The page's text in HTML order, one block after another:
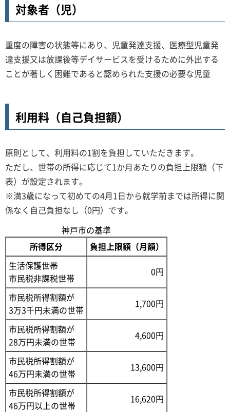
対象者（児）
重度の障害の状態等にあり、児童発達支援、医療型児童発
達支援又は放課後等デイサービスを受けるために外出する
ことが著しく困難であると認められた支援の必要な児童
利用料（自己負担額）
原則として、利用料の1割を負担していただきます。
ただし、世帯の所得に応じて1か月あたりの負担上限額（下
表）が設定されます。
※満3歳になって初めての4月1日から就学前までは所得に関
係なく自己負担なし（0円）です。
神戸市の基準
所得区分
負担上限額（月額）
生活保護世帯
市民税非課税世帯
0円
市民税所得割額が
3万3千円未満の世帯
1,700円
市民税所得割額が
28万円未満の世帯
4,600円
市民税所得割額が
46万円未満の世帯
13,600円
市民税所得割額が
46万円以上の世帯
16,620円